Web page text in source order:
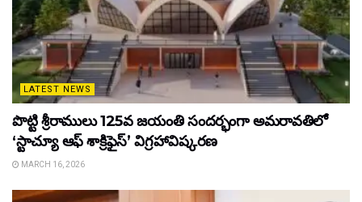
LATEST NEWS
పొట్టి శ్రీరాములు 125వ జయంతి సందర్భంగా అమరావతిలో
‘స్టాచ్యూ ఆఫ్ శాక్రిఫైస్’ విగ్రహావిష్కరణ
MARCH 16, 2026